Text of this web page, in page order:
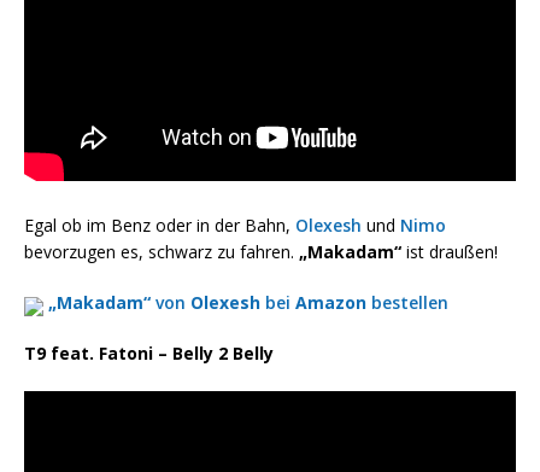
Egal ob im Benz oder in der Bahn, Olexesh und Nimo
bevorzugen es, schwarz zu fahren. „Makadam“ ist draußen!
„Makadam“ von Olexesh bei Amazon bestellen
T9 feat. Fatoni – Belly 2 Belly